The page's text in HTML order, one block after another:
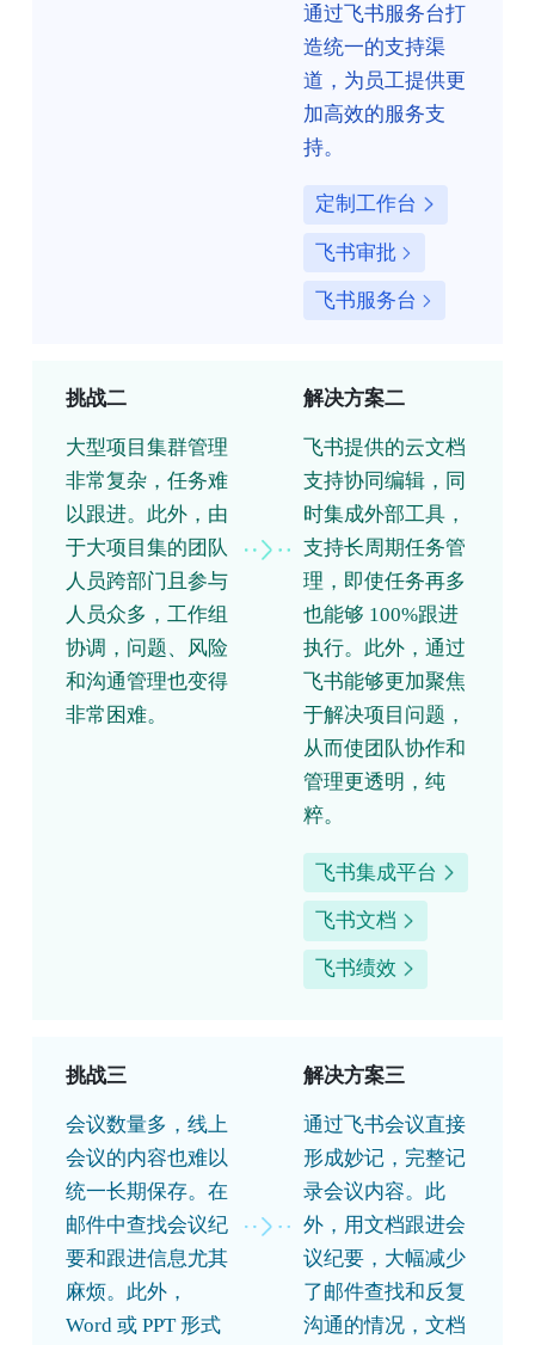
通过飞书服务台打
造统一的支持渠
道，为员工提供更
加高效的服务支
持。
定制工作台
飞书审批
飞书服务台
挑战二
大型项目集群管理
非常复杂，任务难
以跟进。此外，由
于大项目集的团队
人员跨部门且参与
人员众多，工作组
协调，问题、风险
和沟通管理也变得
非常困难。
解决方案二
飞书提供的云文档
支持协同编辑，同
时集成外部工具，
支持长周期任务管
理，即使任务再多
也能够 100%跟进
执行。此外，通过
飞书能够更加聚焦
于解决项目问题，
从而使团队协作和
管理更透明，纯
粹。
飞书集成平台
飞书文档
飞书绩效
挑战三
会议数量多，线上
会议的内容也难以
统一长期保存。在
邮件中查找会议纪
要和跟进信息尤其
麻烦。此外，
Word 或 PPT 形式
解决方案三
通过飞书会议直接
形成妙记，完整记
录会议内容。此
外，用文档跟进会
议纪要，大幅减少
了邮件查找和反复
沟通的情况，文档